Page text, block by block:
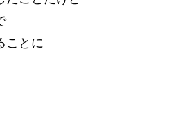
ことに